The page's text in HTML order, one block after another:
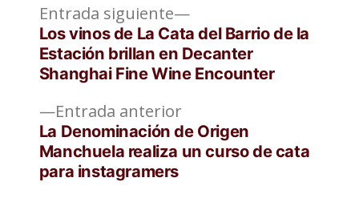
Navegación
de
entradas
Entrada anteriorEntrada
anterior:
La Denominación de Origen
Manchuela realiza un curso de cata
para instagramers
Entrada siguiente
Entrada
siguiente:
Los vinos de La Cata del Barrio de la
Estación brillan en Decanter
Shanghai Fine Wine Encounter